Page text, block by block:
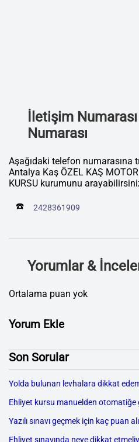
İletişim
Numarası
Aşağıdaki telefon numarasına
Antalya Kaş ÖZEL KAŞ
KURSU kurumunu
☎️ 2428361909
Yorumlar &
Ortalama puan yok
Yorum Ekle
Son Sorular
Yolda bulunan levhalara dikkat
Ehliyet kursu manuelden otomatiğe
Yazılı sınavı geçmek için kaç puan
Ehliyet sınavında neye dikkat